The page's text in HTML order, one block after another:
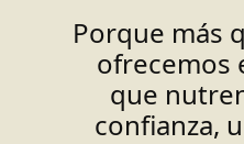
Porque más
ofrecemos
que
confianza,